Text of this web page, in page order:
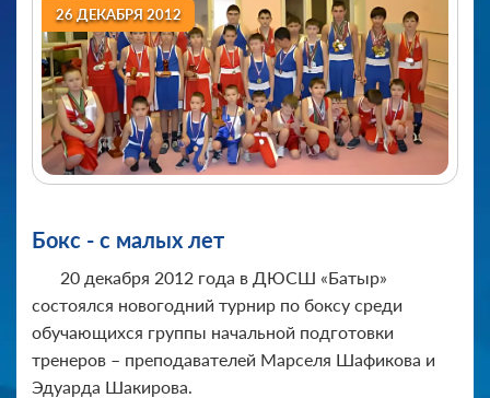
26 ДЕКАБРЯ 2012
Бокс - с малых лет
20 декабря 2012 года в ДЮСШ «Батыр»
состоялся новогодний турнир по боксу среди
обучающихся группы начальной подготовки
тренеров – преподавателей Марселя Шафикова и
Эдуарда Шакирова.